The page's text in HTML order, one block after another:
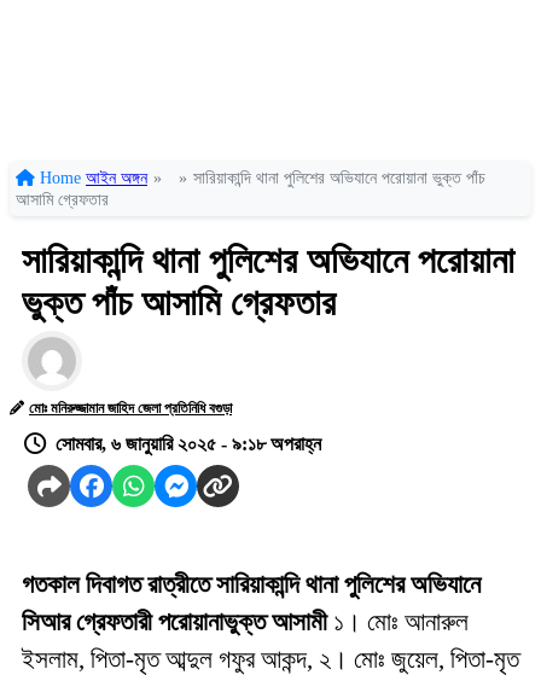
Home আইন অঙ্গন » » সারিয়াকান্দি থানা পুলিশের অভিযানে পরোয়ানা ভুক্ত পাঁচ
আসামি গ্রেফতার
সারিয়াকান্দি থানা পুলিশের অভিযানে পরোয়ানা
ভুক্ত পাঁচ আসামি গ্রেফতার
মোঃ মনিরুজ্জামান জাহিদ জেলা প্রতিনিধি বগুড়া
সোমবার, ৬ জানুয়ারি ২০২৫ - ৯:১৮ অপরাহ্ন
গতকাল দিবাগত রাত্রীতে সারিয়াকান্দি থানা পুলিশের অভিযানে
সিআর গ্রেফতারী পরোয়ানাভুক্ত আসামী১। মোঃ আনারুল
ইসলাম, পিতা-মৃত আব্দুল গফুর আকন্দ, ২। মোঃ জুয়েল, পিতা-মৃত